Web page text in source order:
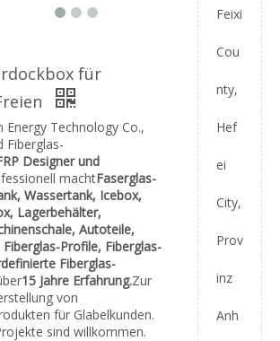
für
Energy Technology Co.,
Fiberglas-
Designer und
machtFaserglas-
Wassertank, Icebox,
Lagerbehälter,
Autoteile,
Profile, Fiberglas-
Fiberglas-
15 Jahre Erfahrung.Zur
von
für Glabelkunden.
sind willkommen.
Feixi
Cou
nty,
Hef
ei
City,
Prov
inz
Anh